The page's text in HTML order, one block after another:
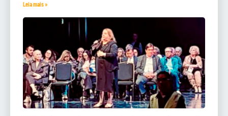
Leia mais »